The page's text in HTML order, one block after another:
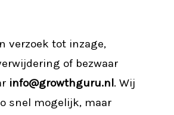
verzoek tot inzage,
of bezwaar
info@growthguru.nl. Wij
snel mogelijk, maar